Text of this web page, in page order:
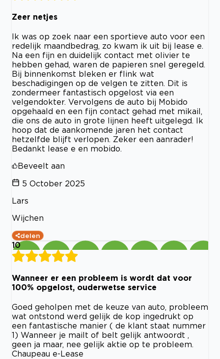
Zeer netjes
Ik was op zoek naar een sportieve auto voor een
redelijk maandbedrag, zo kwam ik uit bij lease e.
Na een fijn en duidelijk contact met olivier te
hebben gehad, waren de papieren snel geregeld.
Bij binnenkomst bleken er flink wat
beschadigingen op de velgen te zitten. Dit is
zondermeer fantastisch opgelost via een
velgendokter. Vervolgens de auto bij Mobido
opgehaald en een fijn contact gehad met mikail,
die ons de auto in grote lijnen heeft uitgelegd. Ik
hoop dat de aankomende jaren het contact
hetzelfde blijft verlopen. Zeker een aanrader!
Bedankt lease e en mobido.
Beveelt aan
5 October 2025
Lars
Wijchen
delen
10
Wanneer er een probleem is wordt dat voor
100% opgelost, ouderwetse service
Goed geholpen met de keuze van auto, probleem
wat ontstond werd gelijk de kop ingedrukt op
een fantastische manier ( de klant staat nummer
1) Wanneer je mailt of belt gelijk antwoordt ,
geen ja maar, nee gelijk aktie op te probleem.
Chaupeau e-Lease